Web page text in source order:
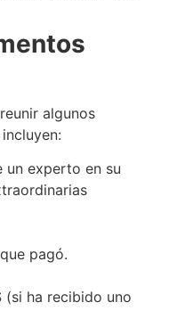
algunos
un experto en su
pagó.
(si ha recibido uno